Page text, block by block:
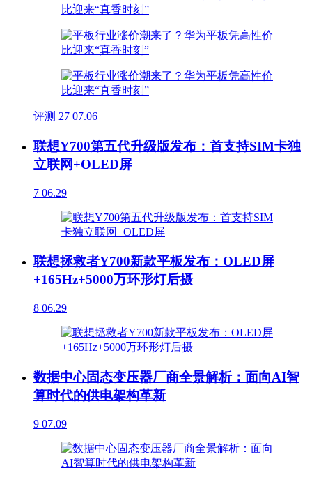
评测 27 07.06
联想Y700第五代升级版发布：首支持SIM卡独
立联网+OLED屏
7 06.29
联想拯救者Y700新款平板发布：OLED屏
+165Hz+5000万环形灯后摄
8 06.29
数据中心固态变压器厂商全景解析：面向AI智
算时代的供电架构革新
9 07.09